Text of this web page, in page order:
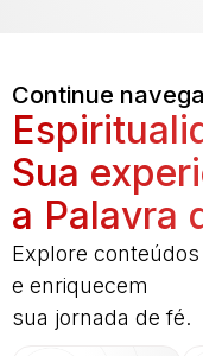
Continue
Sua
a Palavra
Explore
e enriquecem
sua jornada de fé.